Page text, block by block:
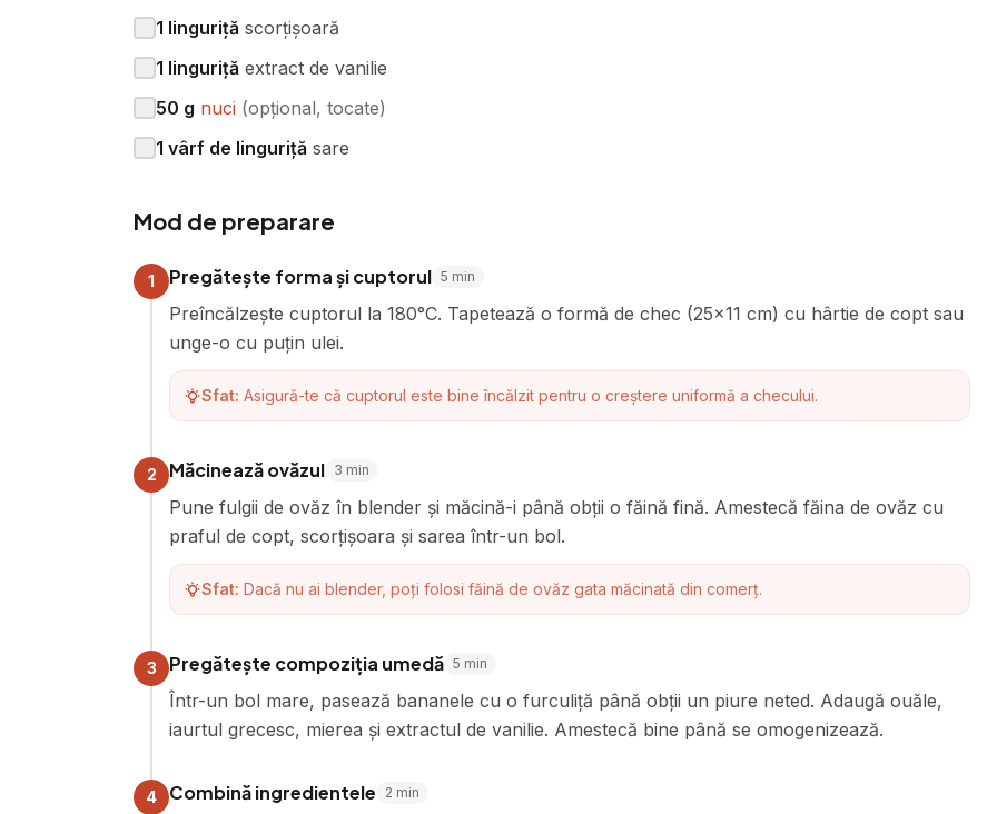
1 linguriță scorțișoară
1 linguriță extract de vanilie
50 g nuci (opțional, tocate)
1 vârf de linguriță sare
Mod de preparare
1 Pregătește forma și cuptorul 5 min
Preîncălzește cuptorul la 180°C. Tapetează o formă de chec (25x11 cm) cu hârtie de copt sau
unge-o cu puțin ulei.
Sfat: Asigură-te că cuptorul este bine încălzit pentru o creștere uniformă a checului.
2 Măcinează ovăzul 3 min
Pune fulgii de ovăz în blender și măcină-i până obții o făină fină. Amestecă făina de ovăz cu
praful de copt, scorțișoara și sarea într-un bol.
Sfat: Dacă nu ai blender, poți folosi făină de ovăz gata măcinată din comerț.
3 Pregătește compoziția umedă 5 min
Într-un bol mare, pasează bananele cu o furculiță până obții un piure neted. Adaugă ouăle,
iaurtul grecesc, mierea și extractul de vanilie. Amestecă bine până se omogenizează.
4 Combină ingredientele 2 min